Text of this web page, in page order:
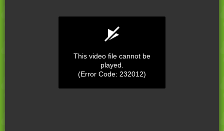
This video file cannot be
played.
(Error Code: 232012)